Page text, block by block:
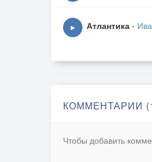
▶ Атлантика -
КОММЕНТАРИИ
Чтобы добавить